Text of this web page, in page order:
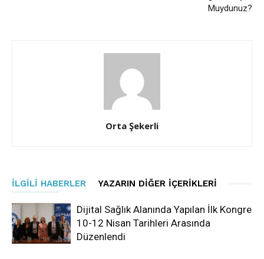
Muydunuz?
Orta Şekerli
İLGILI HABERLER YAZARIN DIĞER İÇERIKLERI
Dijital Sağlık Alanında Yapılan İlk Kongre
10-12 Nisan Tarihleri Arasında
Düzenlendi